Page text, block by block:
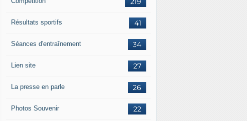
41
Résultats sportifs
34
Séances d'entraînement
27
Lien site
26
La presse en parle
22
Photos Souvenir